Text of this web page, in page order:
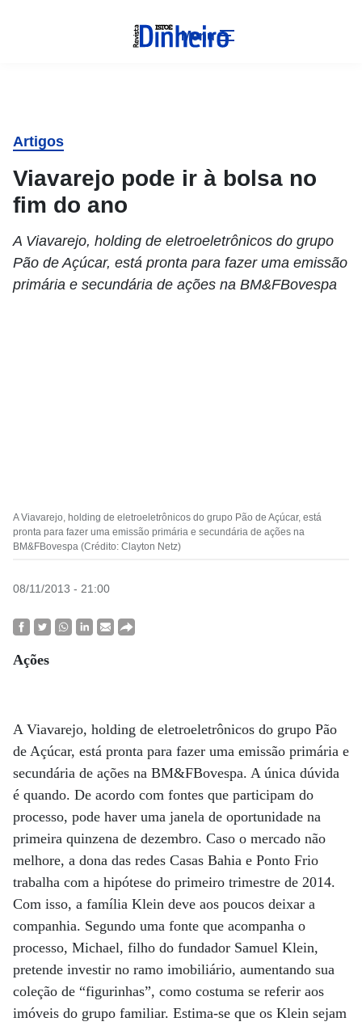
Menu
Artigos
Viavarejo pode ir à bolsa no
fim do ano
A Viavarejo, holding de eletroeletrônicos do grupo
Pão de Açúcar, está pronta para fazer uma emissão
primária e secundária de ações na BM&FBovespa
A Viavarejo, holding de eletroeletrônicos do grupo Pão de Açúcar, está
pronta para fazer uma emissão primária e secundária de ações na
BM&FBovespa (Crédito: Clayton Netz)
08/11/2013 - 21:00
Ações
A Viavarejo, holding de eletroeletrônicos do grupo Pão
de Açúcar, está pronta para fazer uma emissão primária e
secundária de ações na BM&FBovespa. A única dúvida
é quando. De acordo com fontes que participam do
processo, pode haver uma janela de oportunidade na
primeira quinzena de dezembro. Caso o mercado não
melhore, a dona das redes Casas Bahia e Ponto Frio
trabalha com a hipótese do primeiro trimestre de 2014.
Com isso, a família Klein deve aos poucos deixar a
companhia. Segundo uma fonte que acompanha o
processo, Michael, filho do fundador Samuel Klein,
pretende investir no ramo imobiliário, aumentando sua
coleção de “figurinhas”, como costuma se referir aos
imóveis do grupo familiar. Estima-se que os Klein sejam